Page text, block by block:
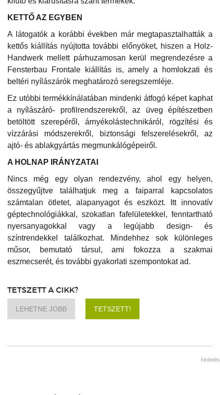
KETTŐ AZ EGYBEN
A látogatók a korábbi években már megtapasztalhatták a
kettős kiállítás nyújtotta további előnyöket, hiszen a Holz-
Handwerk mellett párhuzamosan kerül megrendezésre a
Fensterbau Frontale kiállítás is, amely a homlokzati és
beltéri nyílászárók meghatározó seregszemléje.
Ez utóbbi termékkínálatában mindenki átfogó képet kaphat
a nyílászáró- profilrendszerekről, az üveg építészetben
betöltött szerepéről, árnyékolástechnikáról, rögzítési és
vízzárási módszerekről, biztonsági felszerelésekről, az
ajtó- és ablakgyártás megmunkálógépeiről.
A HOLNAP IRÁNYZATAI
Nincs még egy olyan rendezvény, ahol egy helyen,
összegyűjtve találhatjuk meg a faiparral kapcsolatos
számtalan ötletet, alapanyagot és eszközt. Itt innovatív
géptechnológiákkal, szokatlan fafelületekkel, fenntartható
nyersanyagokkal vagy a legújabb design- és
színtrendekkel találkozhat. Mindehhez sok különleges
műsor, bemutató társul, ami fokozza a szakmai
eszmecserét, és további gyakorlati szempontokat ad.
TETSZETT A CIKK?
LEHETNE JOBB TETSZETT!
hirdetés